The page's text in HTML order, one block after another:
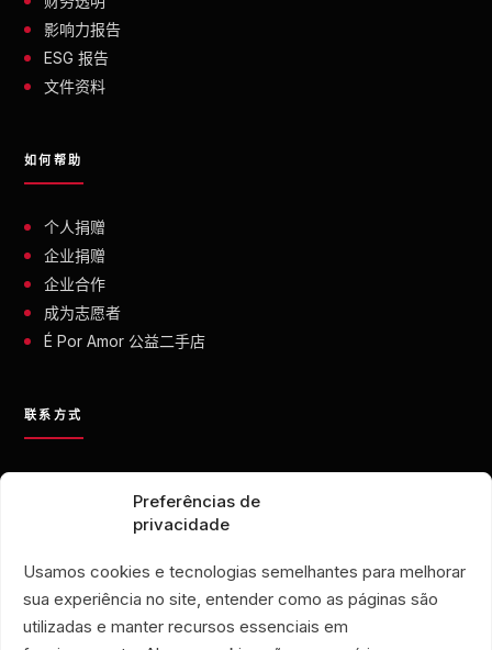
Preferências de
privacidade
Usamos cookies e tecnologias semelhantes para melhorar
sua experiência no site, entender como as páginas são
utilizadas e manter recursos essenciais em
影响力报告
ESG 报告
文件资料
如何帮助
个人捐赠
企业捐赠
企业合作
成为志愿者
É Por Amor 公益二手店
联系方式
+55 21 99028-9090
ONG É POR AMOR
Manguinhos • 巴西里约热内卢
É POR AMOR 公益二手店